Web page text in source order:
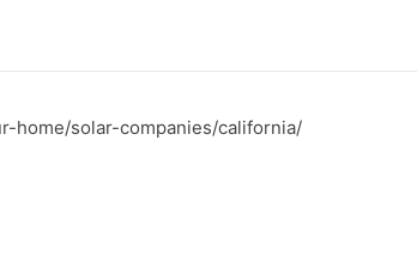
home/solar-companies/california/